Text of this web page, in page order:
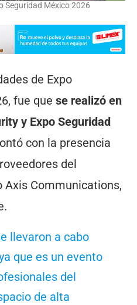
Seguridad México 2026
de Expo
fue que se realizó en
y Expo Seguridad
con la presencia
del
Communications,
llevaron a cabo
que es un evento
del
de alta